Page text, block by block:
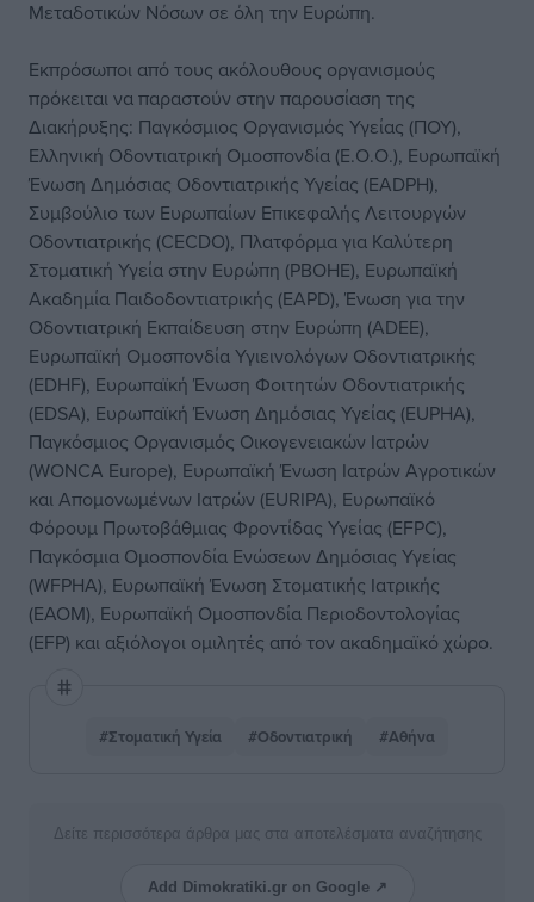
Μεταδοτικών Νόσων σε όλη την Ευρώπη.
Εκπρόσωποι από τους ακόλουθους οργανισμούς
πρόκειται να παραστούν στην παρουσίαση της
Διακήρυξης: Παγκόσμιος Οργανισμός Υγείας (ΠΟΥ),
Ελληνική Οδοντιατρική Ομοσπονδία (Ε.Ο.Ο.), Ευρωπαϊκή
Ένωση Δημόσιας Οδοντιατρικής Υγείας (EADPH),
Συμβούλιο των Ευρωπαίων Επικεφαλής Λειτουργών
Οδοντιατρικής (CECDO), Πλατφόρμα για Καλύτερη
Στοματική Υγεία στην Ευρώπη (PBOHE), Ευρωπαϊκή
Ακαδημία Παιδοδοντιατρικής (EAPD), Ένωση για την
Οδοντιατρική Εκπαίδευση στην Ευρώπη (ADEE),
Ευρωπαϊκή Ομοσπονδία Υγιεινολόγων Οδοντιατρικής
(EDHF), Ευρωπαϊκή Ένωση Φοιτητών Οδοντιατρικής
(EDSA), Ευρωπαϊκή Ένωση Δημόσιας Υγείας (EUPHA),
Παγκόσμιος Οργανισμός Οικογενειακών Ιατρών
(WONCA Europe), Ευρωπαϊκή Ένωση Ιατρών Αγροτικών
και Απομονωμένων Ιατρών (EURIPA), Ευρωπαϊκό
Φόρουμ Πρωτοβάθμιας Φροντίδας Υγείας (EFPC),
Παγκόσμια Ομοσπονδία Ενώσεων Δημόσιας Υγείας
(WFPHA), Ευρωπαϊκή Ένωση Στοματικής Ιατρικής
(EAOM), Ευρωπαϊκή Ομοσπονδία Περιοδοντολογίας
(EFP) και αξιόλογοι ομιλητές από τον ακαδημαϊκό χώρο.
#Στοματική Υγεία #Οδοντιατρική #Αθήνα
Δείτε περισσότερα άρθρα μας στα αποτελέσματα αναζήτησης
Add Dimokratiki.gr on Google ↗